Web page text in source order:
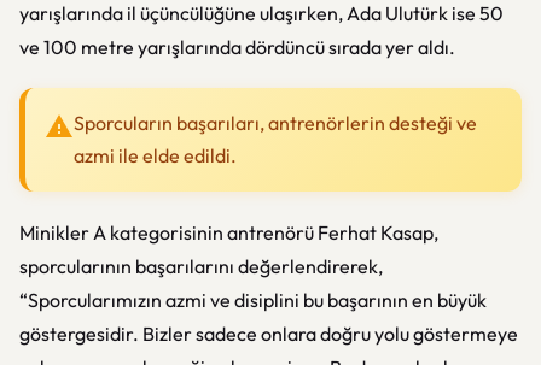
yarışlarında il üçüncülüğüne ulaşırken, Ada Ulutürk ise 50
ve 100 metre yarışlarında dördüncü sırada yer aldı.
Sporcuların başarıları, antrenörlerin desteği ve
azmi ile elde edildi.
Minikler A kategorisinin antrenörü Ferhat Kasap,
sporcularının başarılarını değerlendirerek,
“Sporcularımızın azmi ve disiplini bu başarının en büyük
göstergesidir. Bizler sadece onlara doğru yolu göstermeye